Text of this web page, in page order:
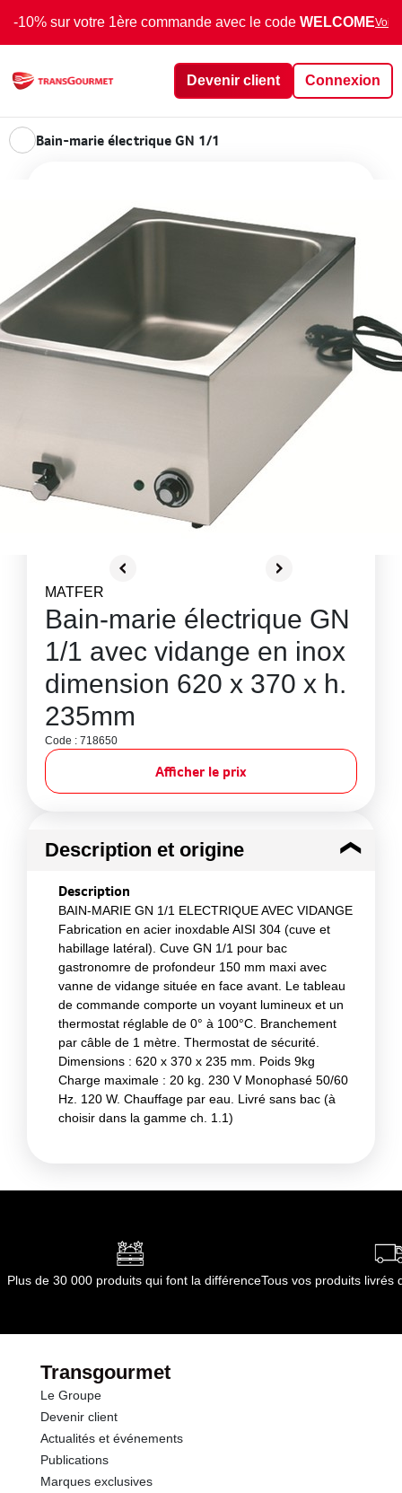
-10% sur votre 1ère commande avec le code WELCOMEVoir
Devenir client Connexion
Bain-marie électrique GN 1/1
MATFER
Bain-marie électrique GN
1/1 avec vidange en inox
dimension 620 x 370 x h.
235mm
Code : 718650
Afficher le prix
Description et origine
Description
BAIN-MARIE GN 1/1 ELECTRIQUE AVEC VIDANGE
Fabrication en acier inoxdable AISI 304 (cuve et
habillage latéral). Cuve GN 1/1 pour bac
gastronomre de profondeur 150 mm maxi avec
vanne de vidange située en face avant. Le tableau
de commande comporte un voyant lumineux et un
thermostat réglable de 0° à 100°C. Branchement
par câble de 1 mètre. Thermostat de sécurité.
Dimensions : 620 x 370 x 235 mm. Poids 9kg
Charge maximale : 20 kg. 230 V Monophasé 50/60
Hz. 120 W. Chauffage par eau. Livré sans bac (à
choisir dans la gamme ch. 1.1)
Plus de 30 000 produits qui font la différenceTous vos produits livrés
Transgourmet
Le Groupe
Devenir client
Actualités et événements
Publications
Marques exclusives